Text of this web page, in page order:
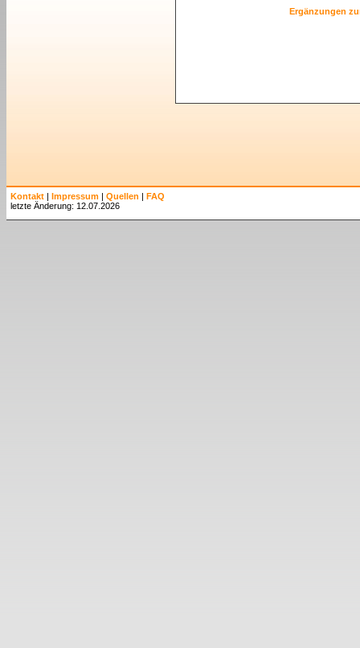
Ergänzungen
Kontakt | Impressum | Quellen | FAQ
letzte Änderung: 12.07.2026